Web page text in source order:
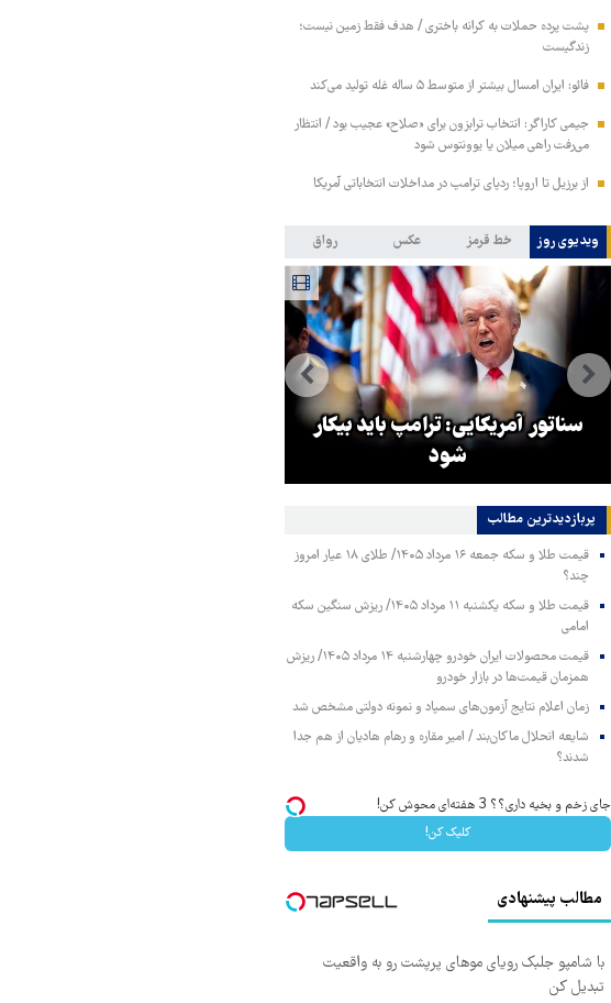
پشت پرده حملات به کرانه باختری / هدف فقط زمین نیست؛
زندگیست
فائو: ایران امسال بیشتر از متوسط ۵ ساله غله تولید می‌کند
جیمی کاراگر: انتخاب ترابزون برای «صلاح» عجیب بود / انتظار
می‌رفت راهی میلان یا یوونتوس شود
از برزیل تا اروپا؛ ردپای ترامپ در مداخلات انتخاباتی آمریکا
ویدیوی روز خط قرمز عکس رواق
سناتور آمریکایی: ترامپ باید بیکار
شود
پربازدیدترین‌ مطالب
قیمت طلا و سکه جمعه ۱۶ مرداد ۱۴۰۵/ طلای ۱۸ عیار امروز
چند؟
قیمت طلا و سکه یکشنبه ۱۱ مرداد ۱۴۰۵/ ریزش سنگین سکه
امامی
قیمت محصولات ایران خودرو چهارشنبه ۱۴ مرداد ۱۴۰۵/ ریزش
همزمان قیمت‌ها در بازار خودرو
زمان اعلام نتایج آزمون‌های سمپاد و نمونه دولتی مشخص شد
شایعه انحلال ماکان‌بند / امیر مقاره و رهام هادیان از هم جدا
شدند؟
جای زخم و بخیه داری؟؟ 3 هفته‌ای محوش کن!
کلیک کن!
مطالب پیشنهادی
با شامپو جلبک رویای موهای پرپشت رو به واقعیت
تبدیل کن